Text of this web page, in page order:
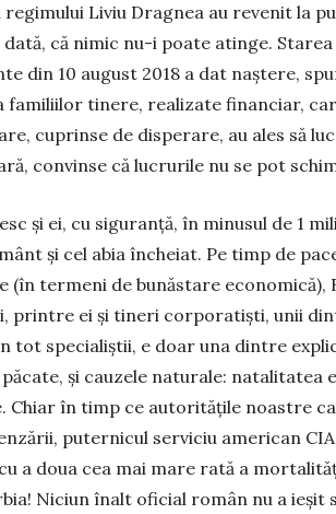
Li­viu Dragnea au revenit la
că nimic nu-i poa­te atinge.
din 10 august 2018 a dat naștere,
familiilor tinere, rea­li­zate finan­ciar,
cuprinse de dis­perare, au ales să
convinse că lucrurile nu se pot
și ei, cu sigu­ran­ță, în mi­nusul de 1
și cel abia în­che­iat. Pe timp de
(în termeni de bu­năstare economică),
printre ei și tineri corporatiști, unii
tot spe­cia­liștii, e doar una dintre
păcate, și cauzele na­turale:
în timp ce autoritățile noastre
puter­nicul ser­viciu american
a do­­ua cea mai mare rată a
Ni­ciun înalt oficial român nu a ieșit